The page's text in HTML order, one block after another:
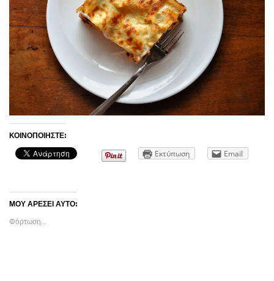
ΚΟΙΝΟΠΟΙΉΣΤΕ:
Εκτύπωση Email
ΜΟΥ ΑΡΈΣΕΙ ΑΥΤΌ:
Φόρτωση...